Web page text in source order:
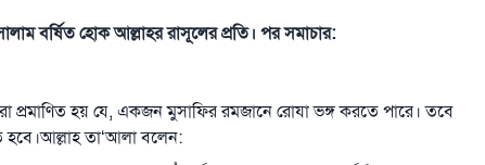
বর্ষিত হোক আল্লাহর রাসূলের প্রতি। পর সমাচার:
প্রমাণিত হয় যে, একজন মুসাফির রমজানে রোযা ভঙ্গ করতে পারে। তবে
হবে।আল্লাহ তা‘আলা বলেন: